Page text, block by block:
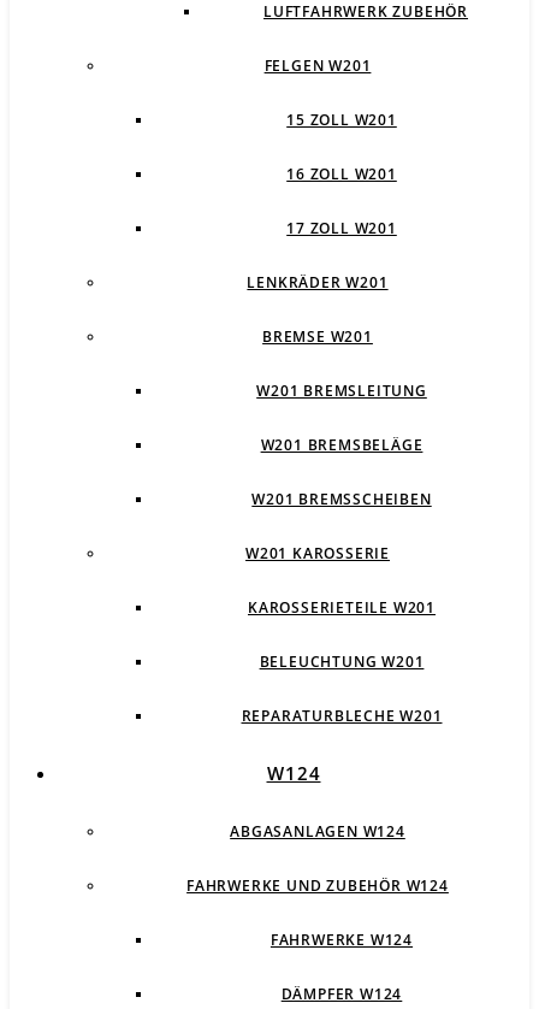
LUFTFAHRWERK ZUBEHÖR
FELGEN W201
15 ZOLL W201
16 ZOLL W201
17 ZOLL W201
LENKRÄDER W201
BREMSE W201
W201 BREMSLEITUNG
W201 BREMSBELÄGE
W201 BREMSSCHEIBEN
W201 KAROSSERIE
KAROSSERIETEILE W201
BELEUCHTUNG W201
REPARATURBLECHE W201
W124
ABGASANLAGEN W124
FAHRWERKE UND ZUBEHÖR W124
FAHRWERKE W124
DÄMPFER W124